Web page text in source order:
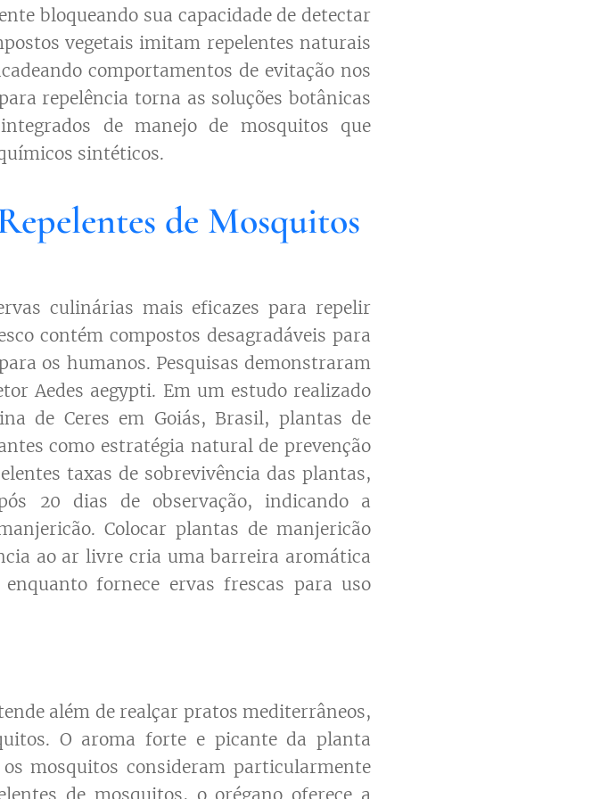
bloqueando sua capacidade de detectar
vegetais imitam repelentes naturais
comportamentos de evitação nos
repelência torna as soluções botânicas
de manejo de mosquitos que
sintéticos.
de Mosquitos
culinárias mais eficazes para repelir
contém compostos desagradáveis para
os humanos. Pesquisas demonstraram
Aedes aegypti. Em um estudo realizado
de Ceres em Goiás, Brasil, plantas de
como estratégia natural de prevenção
taxas de sobrevivência das plantas,
20 dias de observação, indicando a
Colocar plantas de manjericão
ao ar livre cria uma barreira aromática
fornece ervas frescas para uso
além de realçar pratos mediterrâneos,
O aroma forte e picante da planta
mosquitos consideram particularmente
de mosquitos, o orégano oferece a